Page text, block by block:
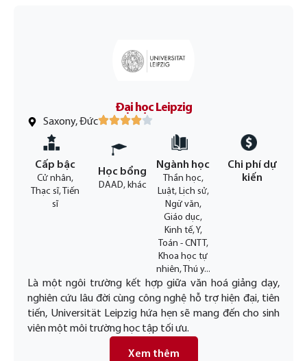
Đại học Leipzig
Saxony, Đức
Cấp bậc
Cử nhân,
Thạc sĩ, Tiến
sĩ
Học bổng
DAAD, khác
Ngành học
Thần học,
Luật, Lịch sử,
Ngữ văn,
Giáo dục,
Kinh tế, Y,
Toán - CNTT,
Khoa học tự
nhiên, Thú y...
Chi phí dự
kiến
Là một ngôi trường kết hợp giữa văn hoá giảng dạy,
nghiên cứu lâu đời cùng công nghệ hỗ trợ hiện đại, tiên
tiến, Universität Leipzig hứa hẹn sẽ mang đến cho sinh
viên một môi trường học tập tối ưu.
Xem thêm